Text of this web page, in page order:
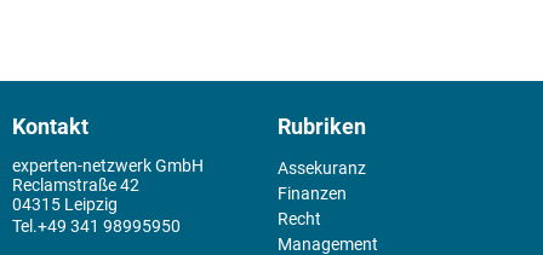
Kontakt
experten-netzwerk GmbH
Reclamstraße 42
04315 Leipzig
+49 341 98995950
Rubriken
Assekuranz
Finanzen
Recht
Management